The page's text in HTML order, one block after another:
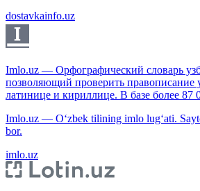
dostavkainfo.uz
Imlo.uz — Орфографический словарь
позволяющий проверить правописание
латинице и кириллице. В базе более 87
Imlo.uz — O‘zbek tilining imlo lug‘ati.
bor.
imlo.uz